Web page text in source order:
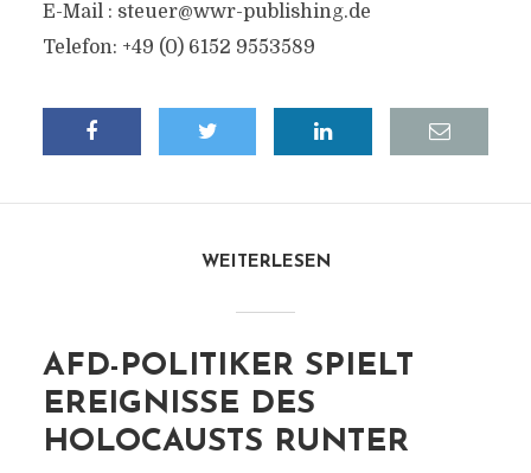
E-Mail : steuer@wwr-publishing.de
Telefon: +49 (0) 6152 9553589
WEITERLESEN
AFD-POLITIKER SPIELT
EREIGNISSE DES
HOLOCAUSTS RUNTER